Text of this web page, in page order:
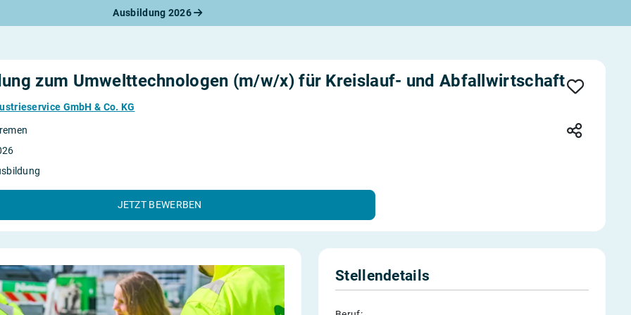
Ausbildung 2026
Bewerbung
Check
zum Umwelttechnologen (m/w/x) für Kreislauf- und Abfallwirtschaft
GmbH & Co. KG
JETZT BEWERBEN
Stellendetails